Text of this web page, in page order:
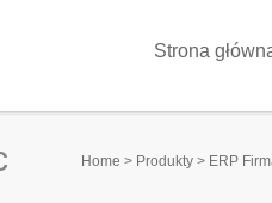
Strona
You are
Home > Produkty > ERP